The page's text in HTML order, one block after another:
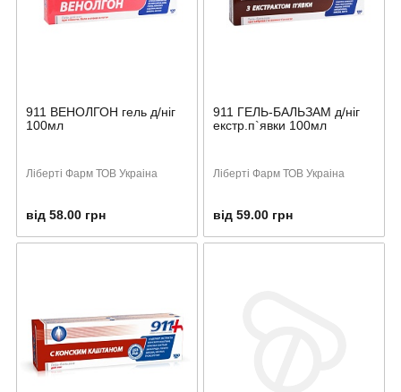
911 ВЕНОЛГОН гель д/ніг
100мл
Ліберті Фарм ТОВ Украіна
від 58.00 грн
911 ГЕЛЬ-БАЛЬЗАМ д/ніг
екстр.п`явки 100мл
Ліберті Фарм ТОВ Украіна
від 59.00 грн